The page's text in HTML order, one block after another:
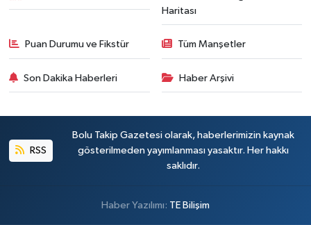
Haritası
Puan Durumu ve Fikstür Tüm Manşetler
Son Dakika Haberleri Haber Arşivi
RSS
Bolu Takip Gazetesi olarak, haberlerimizin kaynak
gösterilmeden yayımlanması yasaktır. Her hakkı
saklıdır.
Haber Yazılımı: TE Bilişim